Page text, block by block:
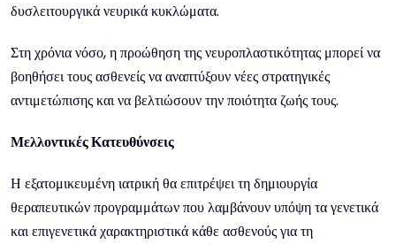
δυσλειτουργικά νευρικά κυκλώματα.
Στη χρόνια νόσο, η προώθηση της νευροπλαστικότητας μπορεί να
βοηθήσει τους ασθενείς να αναπτύξουν νέες στρατηγικές
αντιμετώπισης και να βελτιώσουν την ποιότητα ζωής τους.
Μελλοντικές Κατευθύνσεις
Η εξατομικευμένη ιατρική θα επιτρέψει τη δημιουργία
θεραπευτικών προγραμμάτων που λαμβάνουν υπόψη τα γενετικά
και επιγενετικά χαρακτηριστικά κάθε ασθενούς για τη